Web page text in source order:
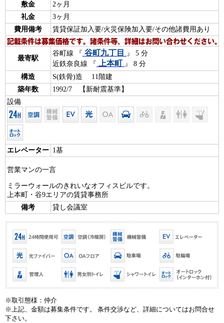
敷金
2ヶ月
礼金
3ヶ月
費用備考
賃貸保証加入要/火災保険加入要/その他諸費用あり
最寄駅
谷町線 『 谷町九丁目 』 5 分
近鉄奈良線 『
上本町 』 8 分
構造
S(鉄骨)造 11階建
築年数
1992/7 【新耐震基準】
設備
エレベーター 1基
営業マンの一言
ミラーウォールのきれいなオフィスビルです。
上本町・谷9エリアの賃貸事務所
備考
貸し会議室
※取引態様：仲介
※上記、金額は募集条件です。 条件交渉など、詳細についてはお問合せ
下さい。